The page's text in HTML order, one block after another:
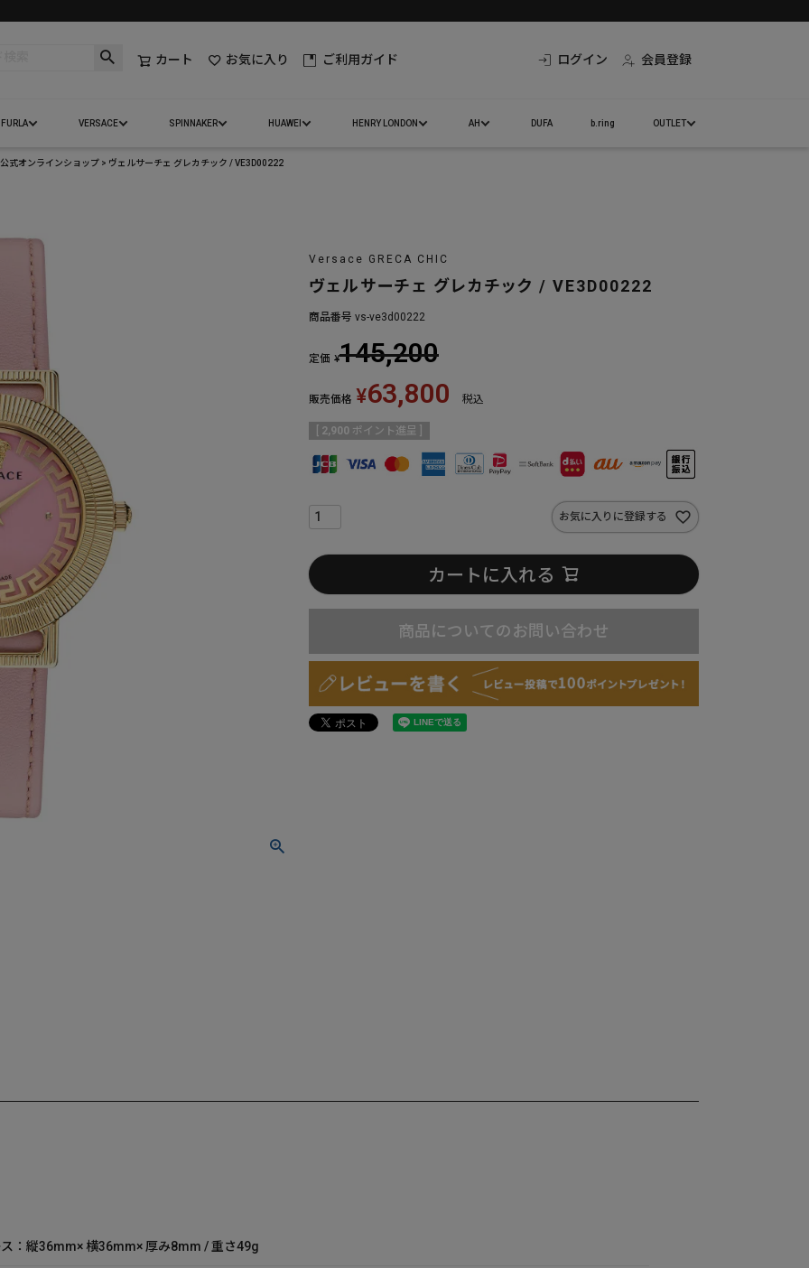
カート お気に入り ご利用ガイド ログイン 会員登録
FURLA VERSACE SPINNAKER HUAWEI HENRY LONDON AH DUFA b.ring OUTLET
式オンラインショップ ヴェルサーチェ グレカチック / VE3D00222
Versace GRECA CHIC
ヴェルサーチェ グレカチック / VE3D00222
商品番号 vs-ve3d00222
定価 ¥145,200
販売価格 ¥63,800 税込
2,900 ポイント進呈 ]
お気に入りに登録する
カートに入れる
商品についてのお問い合わせ
：縦36mm× 横36mm× 厚み8mm / 重さ49g